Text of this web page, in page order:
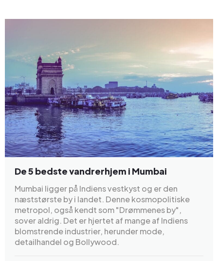
De 5 bedste vandrerhjem i Mumbai
Mumbai ligger på Indiens vestkyst og er den
næststørste by i landet. Denne kosmopolitiske
metropol, også kendt som "Drømmenes by",
sover aldrig. Det er hjertet af mange af Indiens
blomstrende industrier, herunder mode,
detailhandel og Bollywood.